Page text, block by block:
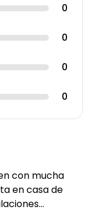
0
0
0
0
con mucha
en casa de